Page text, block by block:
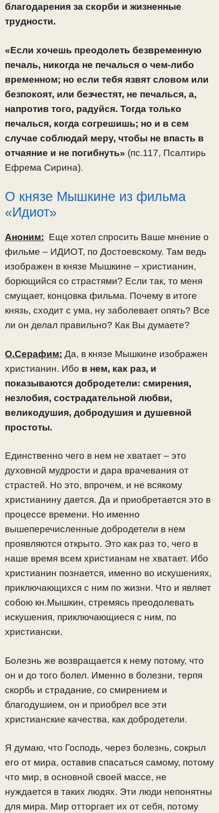
благодарения за скорби и жизненные
трудности.
«Если хочешь преодолеть безвременную
печаль, никогда не печалься о чем-либо
временном; но если тебя язвят словом или
безпокоят, или безчестят, не печалься, а,
напротив того, радуйся. Тогда только
печалься, когда согрешишь; но и в сем
случае соблюдай меру, чтобы не впасть в
отчаяние и не погибнуть» (пс.117, Псалтирь
Ефрема Сирина).
О князе Мышкине из фильма
«Идиот»
Аноним: Еще хотел спросить Ваше мнение о
фильме – ИДИОТ, по Достоевскому. Там ведь
изображен в князе Мышкине – христианин,
борющийся со страстями? Если так, то меня
смущает, концовка фильма. Почему в итоге
князь, сходит с ума, ну заболевает опять? Все
ли он делал правильно? Как Вы думаете?
О.Серафим: Да, в князе Мышкине изображен
христианин. Ибо в нем, как раз, и
показываются добродетели: смирения,
незлобия, сострадательной любви,
великодушия, добродушия и душевной
простоты.
Единственно чего в нем не хватает – это
духовной мудрости и дара врачевания от
страстей. Но это, впрочем, и не всякому
христианину дается. Да и приобретается это в
процессе времени. Но именно
вышеперечисленные добродетели в нем
проявляются открыто. Это как раз то, чего в
наше время всем христианам не хватает. Ибо
христианин познается, именно во искушениях,
приключающихся с ним по жизни. Что и являет
собою кн.Мышкин, стремясь преодолевать
искушения, приключающиеся с ним, по
христиански.
Болезнь же возвращается к нему потому, что
он и до того болел. Именно в болезни, терпя
скорбь и страдание, со смирением и
благодушием, он и приобрел все эти
христианские качества, как добродетели.
Я думаю, что Господь, через болезнь, сокрыл
его от мира, оставив спасаться самому, потому
что мир, в основной своей массе, не
нуждается в таких людях. Эти люди непонятны
для мира. Мир отторгает их от себя, потому